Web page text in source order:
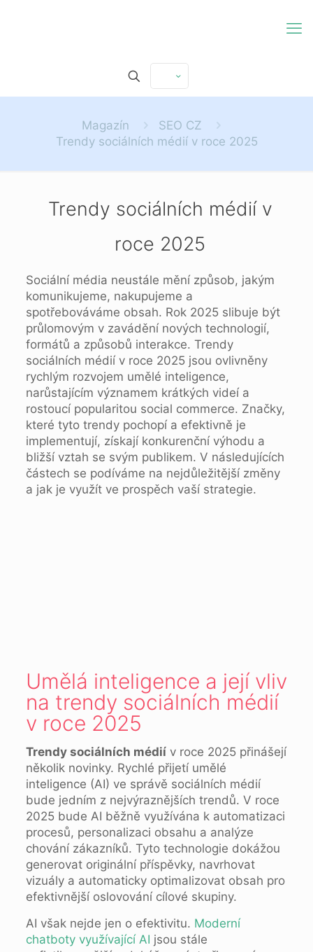
Magazín
SEO CZ
Trendy sociálních médií v roce 2025
Trendy sociálních médií v
roce 2025
Sociální média neustále mění způsob, jakým
komunikujeme, nakupujeme a
spotřebováváme obsah. Rok 2025 slibuje být
průlomovým v zavádění nových technologií,
formátů a způsobů interakce. Trendy
sociálních médií v roce 2025 jsou ovlivněny
rychlým rozvojem umělé inteligence,
narůstajícím významem krátkých videí a
rostoucí popularitou social commerce. Značky,
které tyto trendy pochopí a efektivně je
implementují, získají konkurenční výhodu a
bližší vztah se svým publikem. V následujících
částech se podíváme na nejdůležitější změny
a jak je využít ve prospěch vaší strategie.
Umělá inteligence a její vliv
na trendy sociálních médií
v roce 2025
Trendy sociálních médiív roce 2025 přinášejí
několik novinky. Rychlé přijetí umělé
inteligence (AI) ve správě sociálních médií
bude jedním z nejvýraznějších trendů. V roce
2025 bude AI běžně využívána k automatizaci
procesů, personalizaci obsahu a analýze
chování zákazníků. Tyto technologie dokážou
generovat originální příspěvky, navrhovat
vizuály a automaticky optimalizovat obsah pro
efektivnější oslovování cílové skupiny.
AI však nejde jen o efektivitu. Moderní
chatboty využívající AI jsou stále